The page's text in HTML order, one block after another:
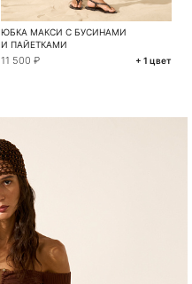
ЮБКА МАКСИ С БУСИНАМИ
И ПАЙЕТКАМИ
11 500 ₽ + 1 цвет